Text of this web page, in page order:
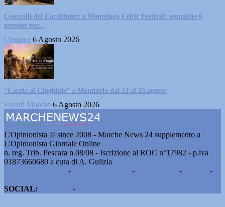
Controlli dei Carabinieri a Montelago Celtic Festival: segnalate 6
persone per...
Cronaca 6 Agosto 2026
“Caccia al Cinghiale” a Mondavio dal 12 al 15 agosto
Eventi Marche 6 Agosto 2026
L'Opinionista © since 2008 - Marche News 24 supplemento a
L'Opinionista Giornale Online
n. reg. Trib. Pescara n.08/08 - Iscrizione al ROC n°17982 - p.iva
01873660680 a cura di A. Gulizia
- - -
-
SOCIAL:
-